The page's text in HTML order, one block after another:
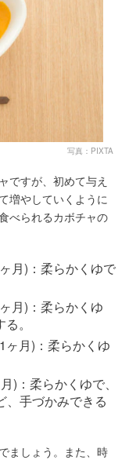
写真：PIXTA
ですが、初めて与え
増やしていくように
べられるカボチャの
月)：柔らかくゆで
月)：柔らかくゆ
。
ヶ月)：柔らかくゆ
)：柔らかくゆで、
、手づかみできる
ましょう。また、時